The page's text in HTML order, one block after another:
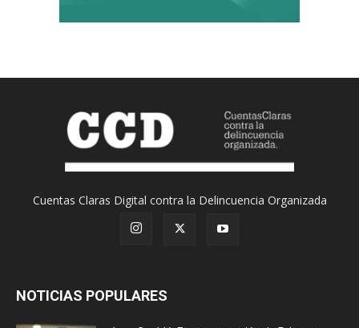
Cuentas Claras Digital contra la Delincuencia Organizada
NOTICIAS POPULARES